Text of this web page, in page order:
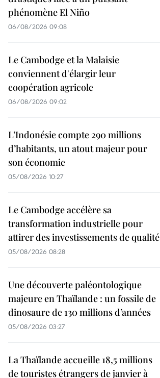
phénomène El Niño
06/08/2026 09:08
Le Cambodge et la Malaisie
conviennent d'élargir leur
coopération agricole
06/08/2026 09:02
L’Indonésie compte 290 millions
d’habitants, un atout majeur pour
son économie
05/08/2026 10:27
Le Cambodge accélère sa
transformation industrielle pour
attirer des investissements de qualité
05/08/2026 08:28
Une découverte paléontologique
majeure en Thaïlande : un fossile de
dinosaure de 130 millions d’années
05/08/2026 03:27
La Thaïlande accueille 18,5 millions
de touristes étrangers de janvier à